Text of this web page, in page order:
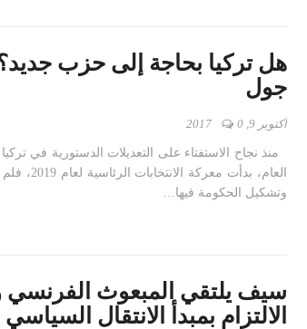
هل تركيا بحاجة إلى حزب
جول
أكتوبر 9, 2017 0
منذ نجاح الاستفتاء على التعديلات الدستورية في
العام، بدأت
وتشكيل الحكومة فيها…
سيف يلتقي المبعوث
الالتزام بمبدأ الانتقال السياسي